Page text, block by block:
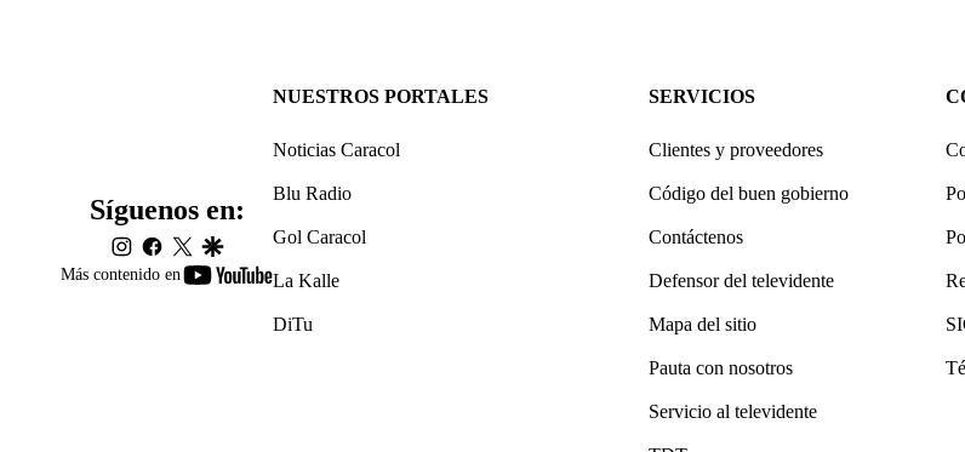
Más contenido en
youtube-
Síguenos en:
instagram
facebook
twittergoogle
NUESTROS PORTALES
Noticias Caracol
Blu Radio
Gol Caracol
La Kalle
DiTu
SERVICIOS
Clientes y proveedores
Código del buen gobierno
Contáctenos
Defensor del televidente
Mapa del sitio
Pauta con nosotros
Servicio al televidente